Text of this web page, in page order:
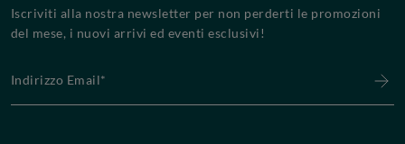
Iscriviti alla nostra newsletter per non perderti le promozioni
del mese, i nuovi arrivi ed eventi esclusivi!